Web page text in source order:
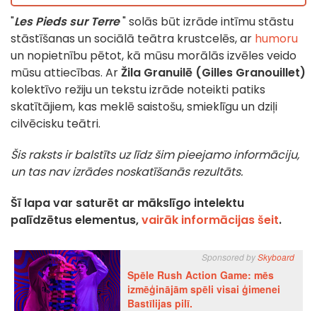
"Les Pieds sur Terre" solās būt izrāde intīmu stāstu
stāstīšanas un sociālā teātra krustcelēs, ar humoru
un nopietnību pētot, kā mūsu morālās izvēles veido
mūsu attiecības. ArŽila Granuilē (Gilles Granouillet)
kolektīvo režiju un tekstu izrāde noteikti patiks
skatītājiem, kas meklē saistošu, smieklīgu un dziļi
cilvēcisku teātri.
Šis raksts ir balstīts uz līdz šim pieejamo informāciju,
un tas nav izrādes noskatīšanās rezultāts.
Šī lapa var saturēt ar mākslīgo intelektu
palīdzētus elementus,vairāk informācijas šeit.